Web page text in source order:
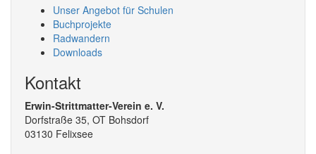
Unser Angebot für Schulen
Buchprojekte
Radwandern
Downloads
Kontakt
Erwin-Strittmatter-Verein e. V.
Dorfstraße 35, OT Bohsdorf
03130 Felixsee